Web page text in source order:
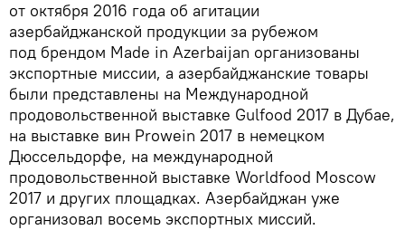
от октября 2016 года об агитации
азербайджанской продукции за рубежом
под брендом Made in Azerbaijan организованы
экспортные миссии, а азербайджанские товары
были представлены на Международной
продовольственной выставке Gulfood 2017 в Дубае,
на выставке вин Prowein 2017 в немецком
Дюссельдорфе, на международной
продовольственной выставке Worldfood Moscow
2017 и других площадках. Азербайджан уже
организовал восемь экспортных миссий.